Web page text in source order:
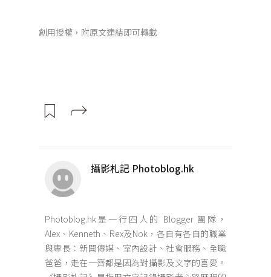
創用授權，附原文連結即可轉載
攝影札記 Photoblog.hk
Photoblog.hk是一行四人的 Blogger 團隊，
Alex、Kenneth、Rex及Nok，各自有各自的職業
與專長︰新聞傳媒、室內設計、社會服務、全職
爸爸，走在一齊都是因為對攝影及文字的喜愛。